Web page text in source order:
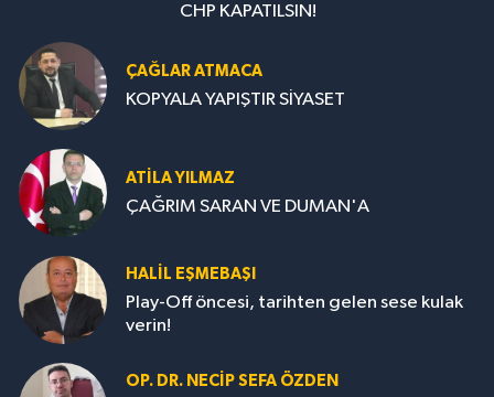
CHP KAPATILSIN!
ÇAĞLAR ATMACA
KOPYALA YAPIŞTIR SİYASET
ATILA YILMAZ
ÇAĞRIM SARAN VE DUMAN'A
HALIL EŞMEBAŞI
Play-Off öncesi, tarihten gelen sese kulak
verin!
OP. DR. NECIP SEFA ÖZDEN